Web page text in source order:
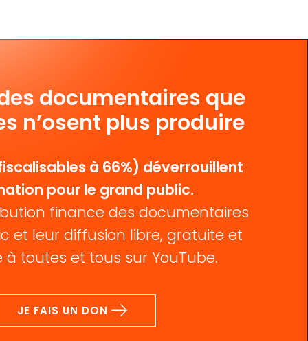
documentaires que
n’osent plus produire
à 66%) déverrouillent
pour le grand public.
finance des documentaires
et leur diffusion libre, gratuite et
à toutes et tous sur YouTube.
JE FAIS UN DON